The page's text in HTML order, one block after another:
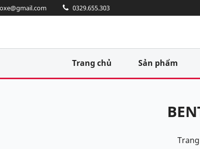
0329.655.303
Trang chủ Sản phẩm